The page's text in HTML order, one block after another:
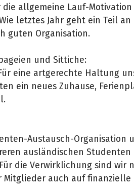
die allgemeine Lauf-
letztes Jahr geht ein Teil an
guten Organisation.
und Sittiche:
eine artgerechte Haltung
ein neues Zuhause,
Austausch-Organisation
ausländischen Studenten
die Verwirklichung sind wir
auch auf finanzielle